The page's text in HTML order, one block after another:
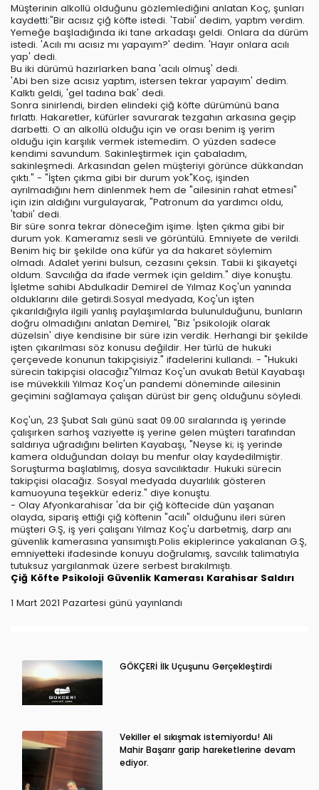
Müşterinin alkollü olduğunu gözlemlediğini anlatan Koç, şunları
kaydetti:"Bir acısız çiğ köfte istedi. 'Tabii' dedim, yaptım verdim.
Yemeğe başladığında iki tane arkadaşı geldi. Onlara da dürüm
istedi. 'Acılı mı acısız mı yapayım?' dedim. 'Hayır onlara acılı
yap' dedi.
Bu iki dürümü hazırlarken bana 'acılı olmuş' dedi.
'Abi ben size acısız yaptım, istersen tekrar yapayım' dedim.
Kalktı geldi, 'gel tadına bak' dedi.
Sonra sinirlendi, birden elindeki çiğ köfte dürümünü bana
fırlattı. Hakaretler, küfürler savurarak tezgahın arkasına geçip
darbetti. O an alkollü olduğu için ve orası benim iş yerim
olduğu için karşılık vermek istemedim. O yüzden sadece
kendimi savundum. Sakinleştirmek için çabaladım,
sakinleşmedi. Arkasından gelen müşteriyi görünce dükkandan
çıktı." - "İşten çıkma gibi bir durum yok"Koç, işinden
ayrılmadığını hem dinlenmek hem de "ailesinin rahat etmesi"
için izin aldığını vurgulayarak, "Patronum da yardımcı oldu,
'tabii' dedi.
Bir süre sonra tekrar döneceğim işime. İşten çıkma gibi bir
durum yok. Kameramız sesli ve görüntülü. Emniyete de verildi.
Benim hiç bir şekilde ona küfür ya da hakaret söylemim
olmadı. Adalet yerini bulsun, cezasını çeksin. Tabii ki şikayetçi
oldum. Savcılığa da ifade vermek için geldim." diye konuştu.
İşletme sahibi Abdulkadir Demirel de Yılmaz Koç'un yanında
olduklarını dile getirdi.Sosyal medyada, Koç'un işten
çıkarıldığıyla ilgili yanlış paylaşımlarda bulunulduğunu, bunların
doğru olmadığını anlatan Demirel, "Biz 'psikolojik olarak
düzelsin' diye kendisine bir süre izin verdik. Herhangi bir şekilde
işten çıkarılması söz konusu değildir. Her türlü de hukuki
çerçevede konunun takipçisiyiz." ifadelerini kullandı. - "Hukuki
sürecin takipçisi olacağız"Yılmaz Koç'un avukatı Betül Kayabaşı
ise müvekkili Yılmaz Koç'un pandemi döneminde ailesinin
geçimini sağlamaya çalışan dürüst bir genç olduğunu söyledi.
Koç'un, 23 Şubat Salı günü saat 09.00 sıralarında iş yerinde
çalışırken sarhoş vaziyette iş yerine gelen müşteri tarafından
saldırıya uğradığını belirten Kayabaşı, "Neyse ki; iş yerinde
kamera olduğundan dolayı bu menfur olay kaydedilmiştir.
Soruşturma başlatılmış, dosya savcılıktadır. Hukuki sürecin
takipçisi olacağız. Sosyal medyada duyarlılık gösteren
kamuoyuna teşekkür ederiz." diye konuştu.
- Olay Afyonkarahisar 'da bir çiğ köftecide dün yaşanan
olayda, sipariş ettiği çiğ köftenin "acılı" olduğunu ileri süren
müşteri G.Ş, iş yeri çalışanı Yılmaz Koç'u darbetmiş, darp anı
güvenlik kamerasına yansımıştı.Polis ekiplerince yakalanan G.Ş,
emniyetteki ifadesinde konuyu doğrulamış, savcılık talimatıyla
tutuksuz yargılanmak üzere serbest bırakılmıştı.
Çiğ Köfte Psikoloji Güvenlik Kamerası Karahisar Saldırı
1 Mart 2021 Pazartesi günü yayınlandı
GÖKÇERİ İlk Uçuşunu Gerçekleştirdi
Vekiller el sıkışmak istemiyordu! Ali
Mahir Başarır garip hareketlerine devam
ediyor.